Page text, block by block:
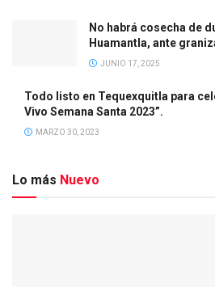
No habrá cosecha de
Huamantla, ante
JUNIO 17, 2025
Todo listo en Tequexquitla para
Vivo Semana Santa 2023”.
MARZO 30, 2023
Lo más Nuevo